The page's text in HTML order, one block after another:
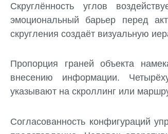
Скруглённость углов
эмоциональный барьер перед
скругления создаёт визуальную
Пропорция граней объекта
внесению информации.
указывают на скроллинг или
Согласованность конфигураций